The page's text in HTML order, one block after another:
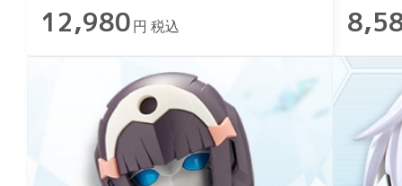
12,980 円 税込